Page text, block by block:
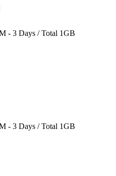
- 3 Days / Total 1GB
- 3 Days / Total 1GB